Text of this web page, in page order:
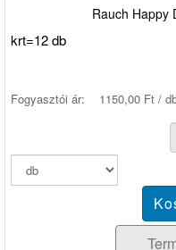
Rauch Happy
krt=12 db
Fogyasztói ár: 1150,00 Ft /